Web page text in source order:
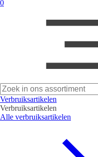
0
Zoeken
naar:
Verbruiksartikelen
Verbruiksartikelen
Alle verbruiksartikelen